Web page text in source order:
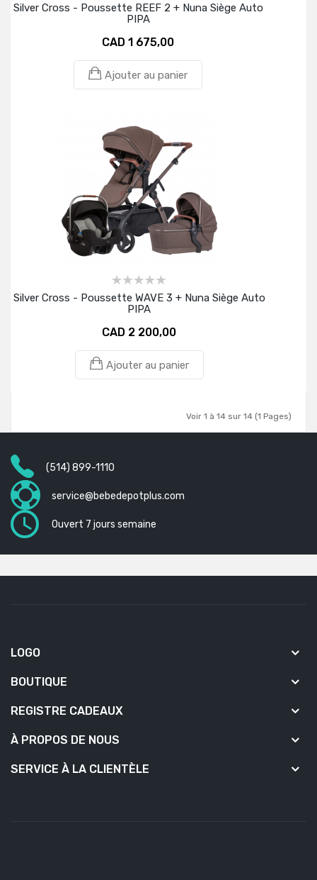
Silver Cross - Poussette REEF 2 + Nuna Siège Auto
PIPA
CAD 1 675,00
Ajouter au panier
Silver Cross - Poussette WAVE 3 + Nuna Siège Auto
PIPA
CAD 2 200,00
Ajouter au panier
Voir 1 à 14 sur 14 (1 Pages)
(514) 899-1110
service@bebedepotplus.com
Ouvert 7 jours semaine
LOGO
BOUTIQUE
REGISTRE CADEAUX
À PROPOS DE NOUS
SERVICE À LA CLIENTÈLE